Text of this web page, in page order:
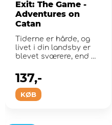
Exit: The Game -
Adventures on
Catan
Tiderne er hårde, og
livet i din landsby er
blevet sværere, end du
KØB
137,-